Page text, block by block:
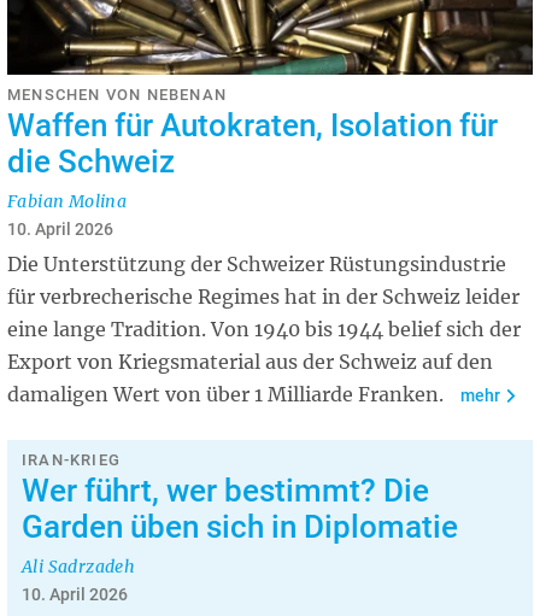
MENSCHEN VON NEBENAN
Waffen für Autokraten, Isolation für
die Schweiz
Fabian Molina
10. April 2026
Die Unterstützung der Schweizer Rüstungsindustrie
für verbrecherische Regimes hat in der Schweiz leider
eine lange Tradition. Von 1940 bis 1944 belief sich der
Export von Kriegsmaterial aus der Schweiz auf den
damaligen Wert von über 1 Milliarde Franken.
mehr
IRAN-KRIEG
Wer führt, wer bestimmt? Die
Garden üben sich in Diplomatie
Ali Sadrzadeh
10. April 2026